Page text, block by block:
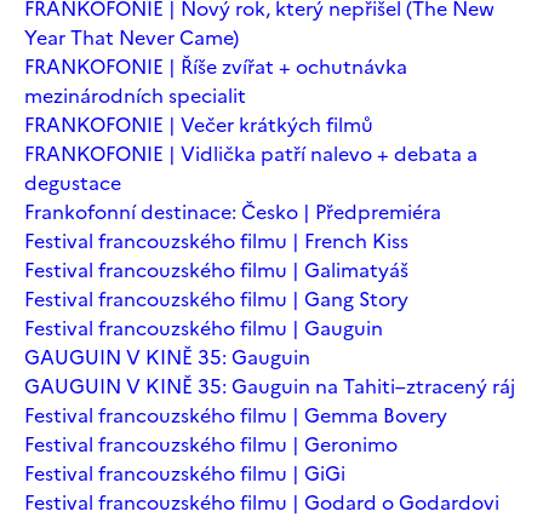
FRANKOFONIE | Nový rok, který nepřišel (The New
Year That Never Came)
FRANKOFONIE | Říše zvířat + ochutnávka
mezinárodních specialit
FRANKOFONIE | Večer krátkých filmů
FRANKOFONIE | Vidlička patří nalevo + debata a
degustace
Frankofonní destinace: Česko | Předpremiéra
Festival francouzského filmu | French Kiss
Festival francouzského filmu | Galimatyáš
Festival francouzského filmu | Gang Story
Festival francouzského filmu | Gauguin
GAUGUIN V KINĚ 35: Gauguin
GAUGUIN V KINĚ 35: Gauguin na Tahiti–ztracený ráj
Festival francouzského filmu | Gemma Bovery
Festival francouzského filmu | Geronimo
Festival francouzského filmu | GiGi
Festival francouzského filmu | Godard o Godardovi